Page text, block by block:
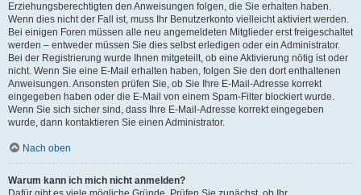
Erziehungsberechtigten den Anweisungen folgen, die Sie erhalten haben.
Wenn dies nicht der Fall ist, muss Ihr Benutzerkonto vielleicht aktiviert werden.
Bei einigen Foren müssen alle neu angemeldeten Mitglieder erst freigeschaltet
werden – entweder müssen Sie dies selbst erledigen oder ein Administrator.
Bei der Registrierung wurde Ihnen mitgeteilt, ob eine Aktivierung nötig ist oder
nicht. Wenn Sie eine E-Mail erhalten haben, folgen Sie den dort enthaltenen
Anweisungen. Ansonsten prüfen Sie, ob Sie Ihre E-Mail-Adresse korrekt
eingegeben haben oder die E-Mail von einem Spam-Filter blockiert wurde.
Wenn Sie sich sicher sind, dass Ihre E-Mail-Adresse korrekt eingegeben
wurde, dann kontaktieren Sie einen Administrator.
Nach oben
Warum kann ich mich nicht anmelden?